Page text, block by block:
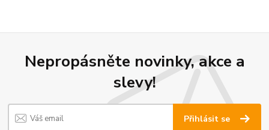
Nepropásněte novinky, akce a
slevy!
Přihlásit se